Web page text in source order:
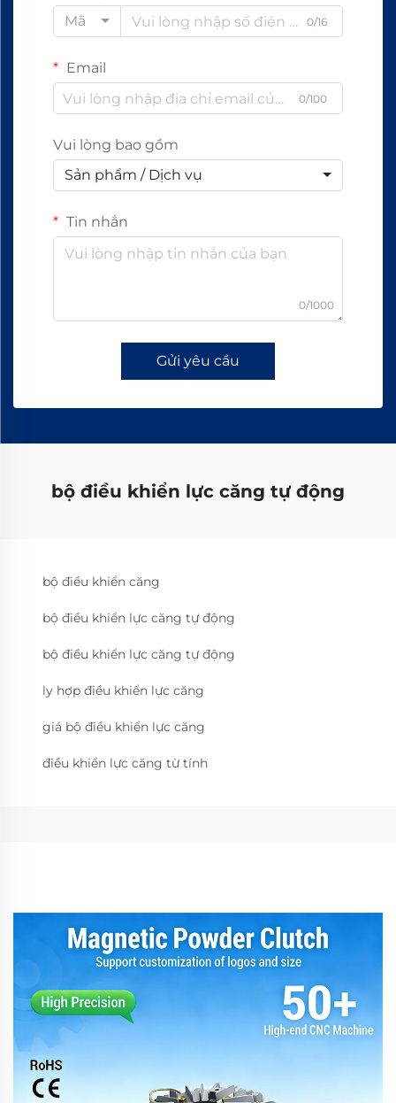
Mã
0/16
Email
0/100
Vui lòng bao gồm
Sản phẩm / Dịch vụ
Tin nhắn
0/1000
Gửi yêu cầu
bộ điều khiển lực căng tự động
bộ điều khiển căng
bộ điều khiển lực căng tự động
bộ điều khiển lực căng tự động
ly hợp điều khiển lực căng
giá bộ điều khiển lực căng
điều khiển lực căng từ tính